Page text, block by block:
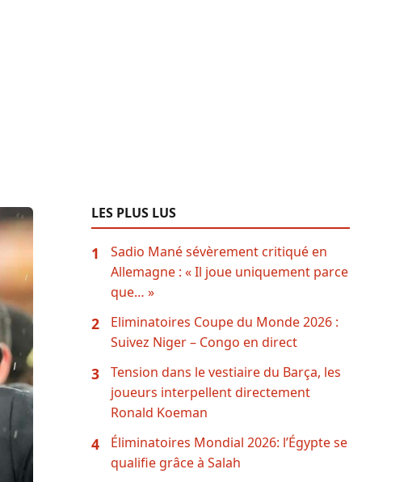
LES PLUS LUS
1
Sadio Mané sévèrement critiqué en
Allemagne : « Il joue uniquement parce
que… »
2
Eliminatoires Coupe du Monde 2026 :
Suivez Niger – Congo en direct
3
Tension dans le vestiaire du Barça, les
joueurs interpellent directement
Ronald Koeman
4
Éliminatoires Mondial 2026: l’Égypte se
qualifie grâce à Salah